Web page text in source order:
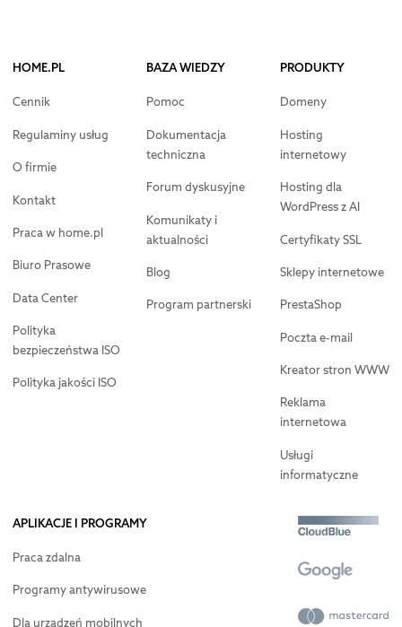
HOME.PL
Cennik
Regulaminy usług
O firmie
Kontakt
Praca w home.pl
Biuro Prasowe
Data Center
Polityka
bezpieczeństwa ISO
Polityka jakości ISO
BAZA WIEDZY
Pomoc
Dokumentacja
techniczna
Forum dyskusyjne
Komunikaty i
aktualności
Blog
Program partnerski
PRODUKTY
Domeny
Hosting
internetowy
Hosting dla
WordPress z AI
Certyfikaty SSL
Sklepy internetowe
PrestaShop
Poczta e-mail
Kreator stron WWW
Reklama
internetowa
Usługi
informatyczne
APLIKACJE I PROGRAMY
Praca zdalna
Programy antywirusowe
Dla urządzeń mobilnych